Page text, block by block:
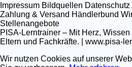
Impressum Bildquellen Datenschutz
Zahlung & Versand Händlerbund
Stellenangebote
PISA-Lerntrainer – Mit Herz,
Eltern und Fachkräfte. | www.pisa-
Wir nutzen Cookies auf unserer